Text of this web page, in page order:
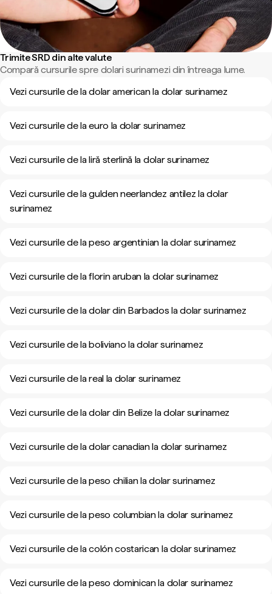
Trimite SRD din alte valute
Compară cursurile spre dolari surinamezi din întreaga lume.
Vezi cursurile de la dolar american la dolar surinamez
Vezi cursurile de la euro la dolar surinamez
Vezi cursurile de la liră sterlină la dolar surinamez
Vezi cursurile de la gulden neerlandez antilez la dolar
surinamez
Vezi cursurile de la peso argentinian la dolar surinamez
Vezi cursurile de la florin aruban la dolar surinamez
Vezi cursurile de la dolar din Barbados la dolar surinamez
Vezi cursurile de la boliviano la dolar surinamez
Vezi cursurile de la real la dolar surinamez
Vezi cursurile de la dolar din Belize la dolar surinamez
Vezi cursurile de la dolar canadian la dolar surinamez
Vezi cursurile de la peso chilian la dolar surinamez
Vezi cursurile de la peso columbian la dolar surinamez
Vezi cursurile de la colón costarican la dolar surinamez
Vezi cursurile de la peso dominican la dolar surinamez